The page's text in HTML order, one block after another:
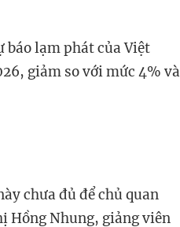
báo lạm phát của Việt
giảm so với mức 4% và
chưa đủ để chủ quan
Hồng Nhung, giảng viên